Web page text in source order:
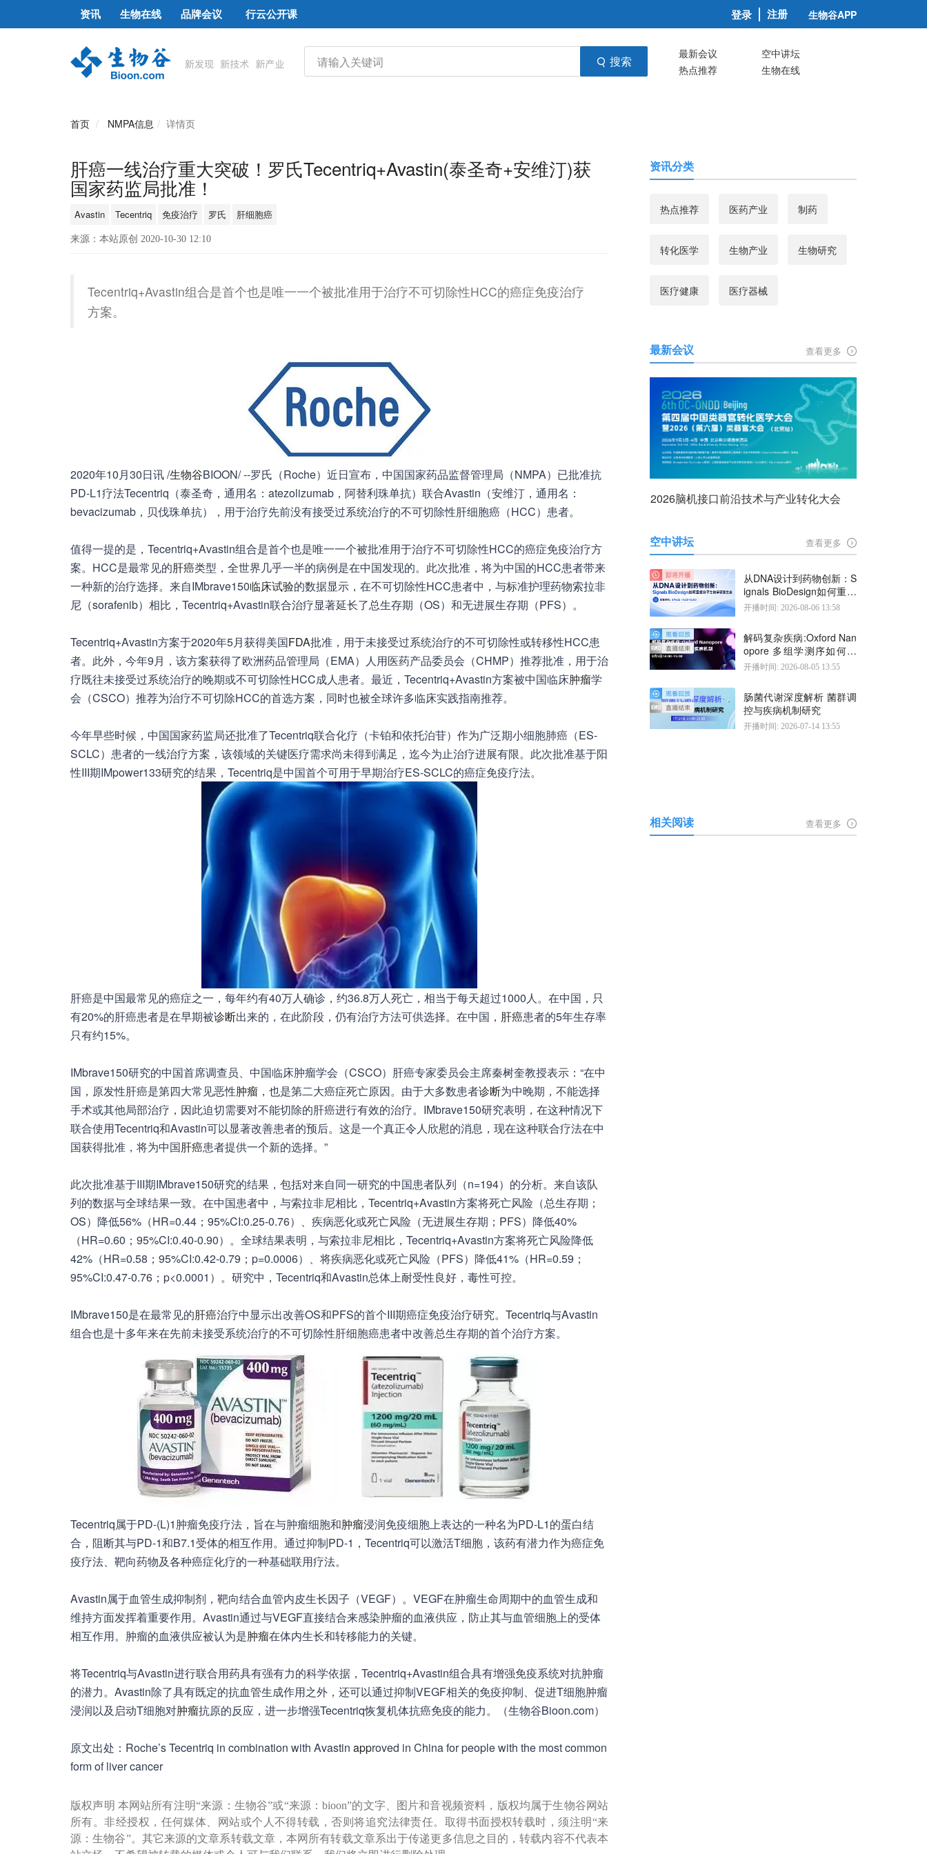
资讯 生物在线 品牌会议 行云公开课 登录 注册 生物谷APP
搜索 最新会议
空中讲坛
热点推荐
生物在线
首页 NMPA信息 详情页
肝癌一线治疗重大突破！罗氏Tecentriq+Avastin(泰圣奇+安维汀)获
国家药监局批准！
Avastin Tecentriq 免疫治疗 罗氏 肝细胞癌
来源：本站原创 2020-10-30 12:10
Tecentriq+Avastin组合是首个也是唯一一个被批准用于治疗不可切除性HCC的癌症免疫治疗
方案。
2020年10月30日讯 /生物谷BIOON/ --罗氏（Roche）近日宣布，中国国家药品监督管理局（NMPA）已批准抗
PD-L1疗法Tecentriq（泰圣奇，通用名：atezolizumab，阿替利珠单抗）联合Avastin（安维汀，通用名：
bevacizumab，贝伐珠单抗），用于治疗先前没有接受过系统治疗的不可切除性肝细胞癌（HCC）患者。
值得一提的是，Tecentriq+Avastin组合是首个也是唯一一个被批准用于治疗不可切除性HCC的癌症免疫治疗方
案。HCC是最常见的肝癌类型，全世界几乎一半的病例是在中国发现的。此次批准，将为中国的HCC患者带来
一种新的治疗选择。来自IMbrave150临床试验的数据显示，在不可切除性HCC患者中，与标准护理药物索拉非
尼（sorafenib）相比，Tecentriq+Avastin联合治疗显著延长了总生存期（OS）和无进展生存期（PFS）。
Tecentriq+Avastin方案于2020年5月获得美国FDA批准，用于未接受过系统治疗的不可切除性或转移性HCC患
者。此外，今年9月，该方案获得了欧洲药品管理局（EMA）人用医药产品委员会（CHMP）推荐批准，用于治
疗既往未接受过系统治疗的晚期或不可切除性HCC成人患者。最近，Tecentriq+Avastin方案被中国临床肿瘤学
会（CSCO）推荐为治疗不可切除HCC的首选方案，同时也被全球许多临床实践指南推荐。
今年早些时候，中国国家药监局还批准了Tecentriq联合化疗（卡铂和依托泊苷）作为广泛期小细胞肺癌（ES-
SCLC）患者的一线治疗方案，该领域的关键医疗需求尚未得到满足，迄今为止治疗进展有限。此次批准基于阳
性III期IMpower133研究的结果，Tecentriq是中国首个可用于早期治疗ES-SCLC的癌症免疫疗法。
肝癌是中国最常见的癌症之一，每年约有40万人确诊，约36.8万人死亡，相当于每天超过1000人。在中国，只
有20%的肝癌患者是在早期被诊断出来的，在此阶段，仍有治疗方法可供选择。在中国， 肝癌患者的5年生存率
只有约15%。
IMbrave150研究的中国首席调查员、中国临床肿瘤学会（CSCO）肝癌专家委员会主席秦树奎教授表示：“在中
国，原发性肝癌是第四大常见恶性肿瘤 ，也是第二大癌症死亡原因。由于大多数患者诊断为中晚期，不能选择
手术或其他局部治疗，因此迫切需要对不能切除的肝癌进行有效的治疗。IMbrave150研究表明，在这种情况下
联合使用Tecentriq和Avastin可以显著改善患者的预后。这是一个真正令人欣慰的消息，现在这种联合疗法在中
国获得批准，将为中国肝癌患者提供一个新的选择。”
此次批准基于III期IMbrave150研究的结果，包括对来自同一研究的中国患者队列（n=194）的分析。来自该队
列的数据与全球结果一致。在中国患者中，与索拉非尼相比，Tecentriq+Avastin方案将死亡风险（总生存期；
OS）降低56%（HR=0.44；95%CI:0.25-0.76）、疾病恶化或死亡风险（无进展生存期；PFS）降低40%
（HR=0.60；95%CI:0.40-0.90）。全球结果表明，与索拉非尼相比，Tecentriq+Avastin方案将死亡风险降低
42%（HR=0.58；95%CI:0.42-0.79；p=0.0006）、将疾病恶化或死亡风险（PFS）降低41%（HR=0.59；
95%CI:0.47-0.76；p<0.0001）。研究中，Tecentriq和Avastin总体上耐受性良好，毒性可控。
IMbrave150是在最常见的肝癌治疗中显示出改善OS和PFS的首个III期癌症免疫治疗研究。Tecentriq与Avastin
组合也是十多年来在先前未接受系统治疗的不可切除性肝细胞癌患者中改善总生存期的首个治疗方案。
Tecentriq属于PD-(L)1肿瘤免疫疗法，旨在与肿瘤细胞和肿瘤浸润免疫细胞上表达的一种名为PD-L1的蛋白结
合，阻断其与PD-1和B7.1受体的相互作用。通过抑制PD-1，Tecentriq可以激活T细胞，该药有潜力作为癌症免
疫疗法、靶向药物及各种癌症化疗的一种基础联用疗法。
Avastin属于血管生成抑制剂，靶向结合血管内皮生长因子（VEGF）。VEGF在肿瘤生命周期中的血管生成和
维持方面发挥着重要作用。Avastin通过与VEGF直接结合来感染肿瘤的血液供应，防止其与血管细胞上的受体
相互作用。肿瘤的血液供应被认为是肿瘤在体内生长和转移能力的关键。
将Tecentriq与Avastin进行联合用药具有强有力的科学依据，Tecentriq+Avastin组合具有增强免疫系统对抗肿瘤
的潜力。Avastin除了具有既定的抗血管生成作用之外，还可以通过抑制VEGF相关的免疫抑制、促进T细胞肿瘤
浸润以及启动T细胞对肿瘤抗原的反应，进一步增强Tecentriq恢复机体抗癌免疫的能力。（生物谷Bioon.com）
原文出处：Roche’s Tecentriq in combination with Avastin approved in China for people with the most common
form of liver cancer
版权声明 本网站所有注明“来源：生物谷”或“来源：bioon”的文字、图片和音视频资料，版权均属于生物谷网站
所有。非经授权，任何媒体、网站或个人不得转载，否则将追究法律责任。取得书面授权转载时，须注明“来
源：生物谷”。其它来源的文章系转载文章，本网所有转载文章系出于传递更多信息之目的，转载内容不代表本
资讯分类
热点推荐 医药产业 制药
转化医学 生物产业 生物研究
医疗健康 医疗器械
最新会议 查看更多
2026脑机接口前沿技术与产业转化大会
空中讲坛 查看更多
从DNA设计到药物创新：S
ignals BioDesign如何重塑
分子生物学研发生态
开播时间: 2026-08-06 13:58
解码复杂疾病:Oxford Nan
opore 多组学测序如何揭
示疾病机制
开播时间: 2026-08-05 13:55
肠菌代谢深度解析 菌群调
控与疾病机制研究
开播时间: 2026-07-14 13:55
相关阅读 查看更多